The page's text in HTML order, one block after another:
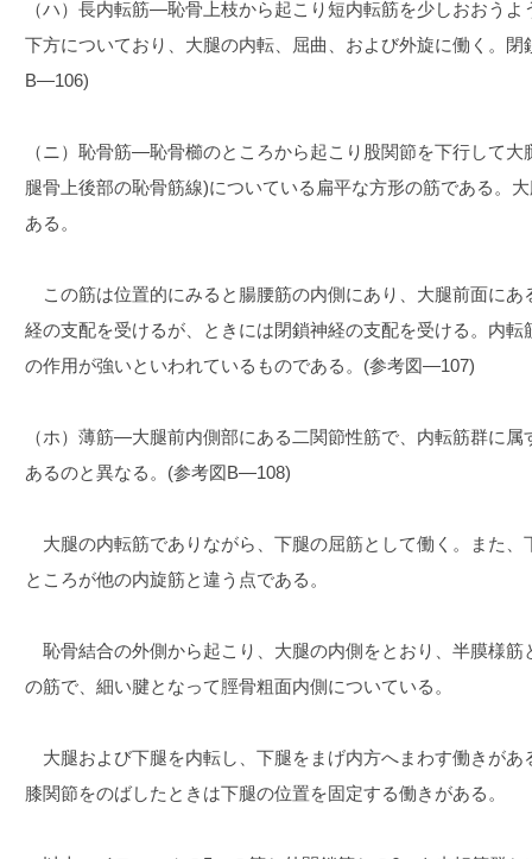
（ハ）長内転筋―恥骨上枝から起こり短内転筋を少しおおう
下方についており、大腿の内転、屈曲、および外旋に働く。
B―106)
（ニ）恥骨筋―恥骨櫛のところから起こり股関節を下行して
腿骨上後部の恥骨筋線)についている扁平な方形の筋である。
ある。
この筋は位置的にみると腸腰筋の内側にあり、大腿前面にあ
経の支配を受けるが、ときには閉鎖神経の支配を受ける。内
の作用が強いといわれているものである。(参考図―107)
（ホ）薄筋―大腿前内側部にある二関節性筋で、内転筋群に
あるのと異なる。(参考図B―108)
大腿の内転筋でありながら、下腿の屈筋として働く。また、
ところが他の内旋筋と違う点である。
恥骨結合の外側から起こり、大腿の内側をとおり、半膜様筋
の筋で、細い腱となって脛骨粗面内側についている。
大腿および下腿を内転し、下腿をまげ内方へまわす働きがあ
膝関節をのばしたときは下腿の位置を固定する働きがある。